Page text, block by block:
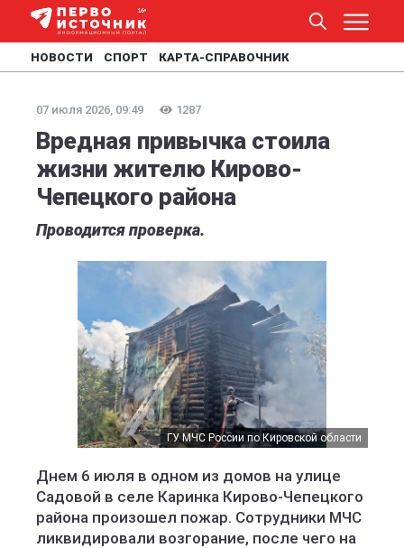
НОВОСТИ СПОРТ КАРТА-СПРАВОЧНИК
07 июля 2026, 09:49 1287
Вредная привычка стоила
жизни жителю Кирово-
Чепецкого района
Проводится проверка.
ГУ МЧС России по Кировской области
Днем 6 июля в одном из домов на улице
Садовой в селе Каринка Кирово-Чепецкого
района произошел пожар. Сотрудники МЧС
ликвидировали возгорание, после чего на